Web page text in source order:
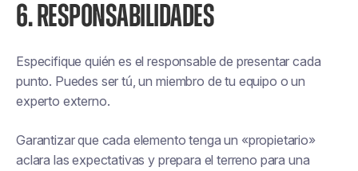
6. RESPONSABILIDADES
Especifique quién es el responsable de presentar cada
punto. Puedes ser tú, un miembro de tu equipo o un
experto externo.
Garantizar que cada elemento tenga un «propietario»
aclara las expectativas y prepara el terreno para una